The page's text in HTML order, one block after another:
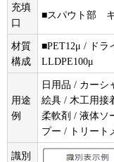
充填
口
■スパウト部
材質
構成
■PET12μ / ドラ
LLDPE100μ
用途
例
日用品 / カーシ
絵具 / 木工用接
柔軟剤 / 液体ソ
プー / トリート
識別